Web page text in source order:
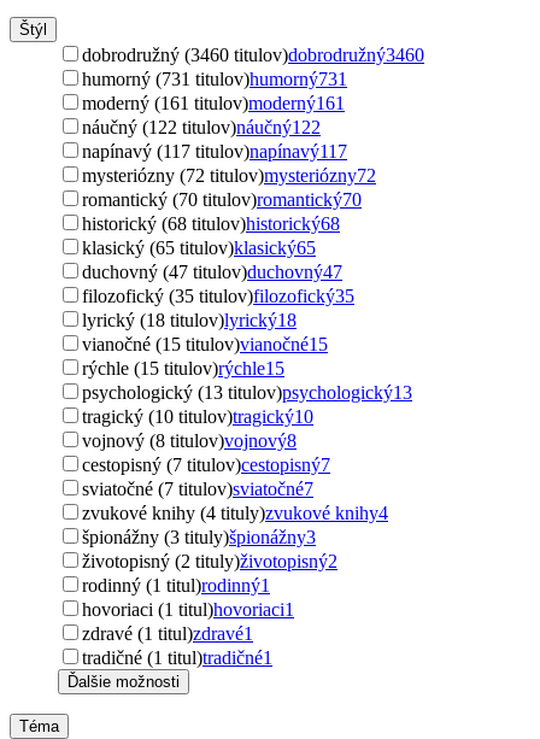
Štýl
dobrodružný (3460 titulov)dobrodružný3460
humorný (731 titulov)humorný731
moderný (161 titulov)moderný161
náučný (122 titulov)náučný122
napínavý (117 titulov)napínavý117
mysteriózny (72 titulov)mysteriózny72
romantický (70 titulov)romantický70
historický (68 titulov)historický68
klasický (65 titulov)klasický65
duchovný (47 titulov)duchovný47
filozofický (35 titulov)filozofický35
lyrický (18 titulov)lyrický18
vianočné (15 titulov)vianočné15
rýchle (15 titulov)rýchle15
psychologický (13 titulov)psychologický13
tragický (10 titulov)tragický10
vojnový (8 titulov)vojnový8
cestopisný (7 titulov)cestopisný7
sviatočné (7 titulov)sviatočné7
zvukové knihy (4 tituly)zvukové knihy4
špionážny (3 tituly)špionážny3
životopisný (2 tituly)životopisný2
rodinný (1 titul)rodinný1
hovoriaci (1 titul)hovoriaci1
zdravé (1 titul)zdravé1
tradičné (1 titul)tradičné1
Ďalšie možnosti
Téma